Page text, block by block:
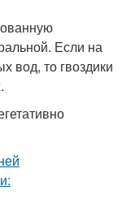
Если на
вод, то гвоздики